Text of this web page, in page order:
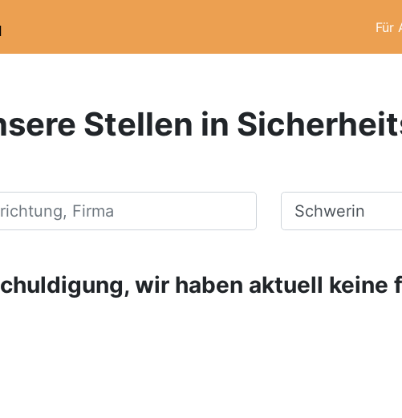
Für
Stellen in
Firma Ort, Stadt
wir haben aktuell keine